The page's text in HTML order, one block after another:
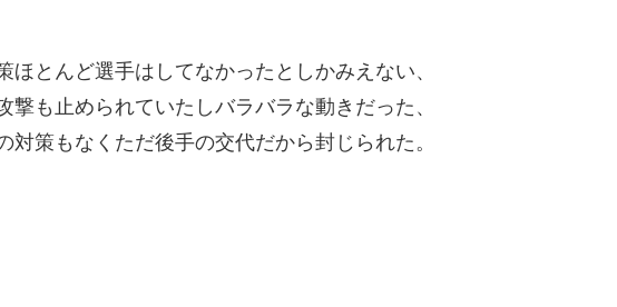
ほとんど選手はしてなかったとしかみえない、
撃も止められていたしバラバラな動きだった、
対策もなくただ後手の交代だから封じられた。